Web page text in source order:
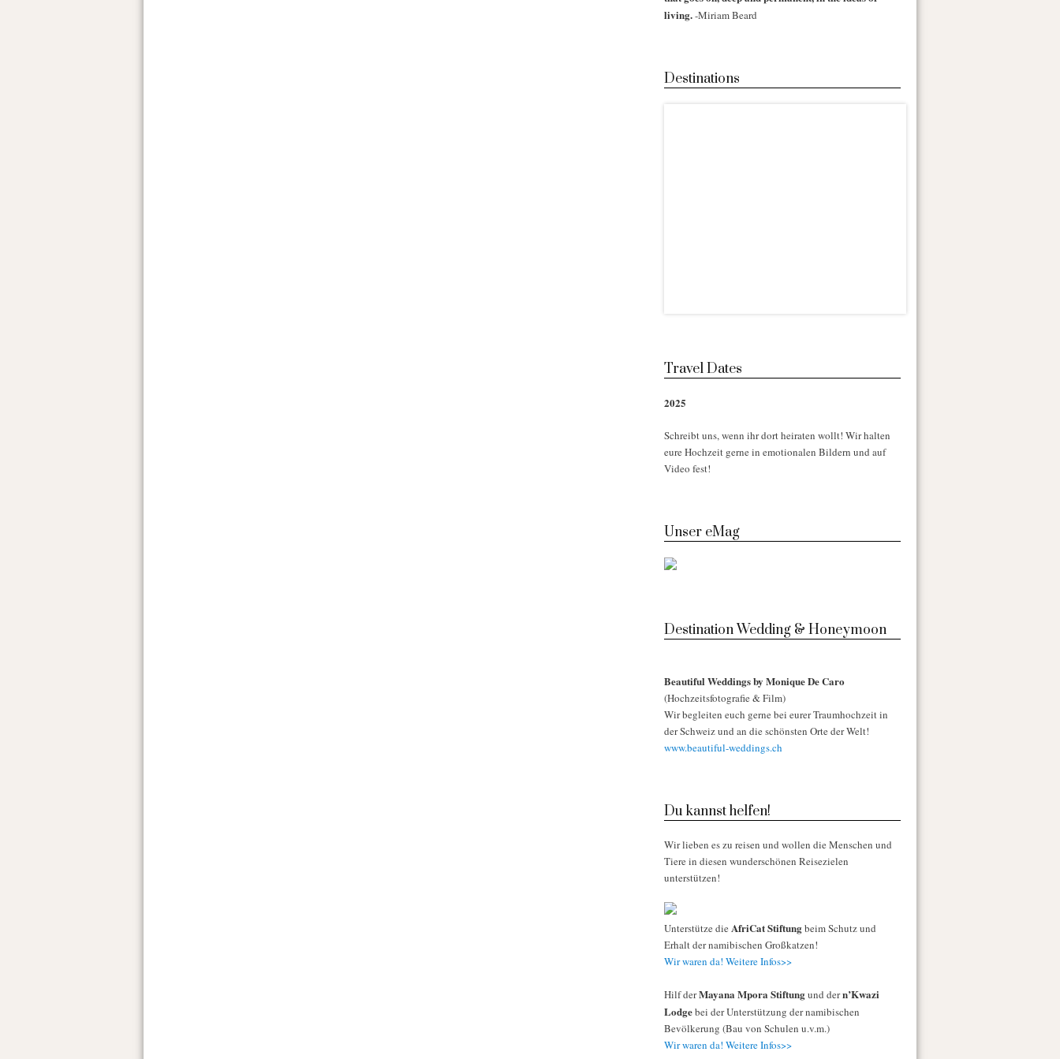
living.-Miriam Beard
Destinations
Travel Dates
2025
Schreibt uns, wenn ihr dort heiraten wollt! Wir halten
eure Hochzeit gerne in emotionalen Bildern und auf
Video fest!
Unser eMag
Destination Wedding & Honeymoon
Beautiful Weddings by Monique De Caro
(Hochzeitsfotografie & Film)
Wir begleiten euch gerne bei eurer Traumhochzeit in
der Schweiz und an die schönsten Orte der Welt!
www.beautiful-weddings.ch
Du kannst helfen!
Wir lieben es zu reisen und wollen die Menschen und
Tiere in diesen wunderschönen Reisezielen
unterstützen!
Unterstütze die AfriCat Stiftungbeim Schutz und
Erhalt der namibischen Großkatzen!
Wir waren da! Weitere Infos>>
Hilf derMayana Mpora Stiftungund dern’Kwazi
Lodgebei der Unterstützung der namibischen
Bevölkerung (Bau von Schulen u.v.m.)
Wir waren da! Weitere Infos>>